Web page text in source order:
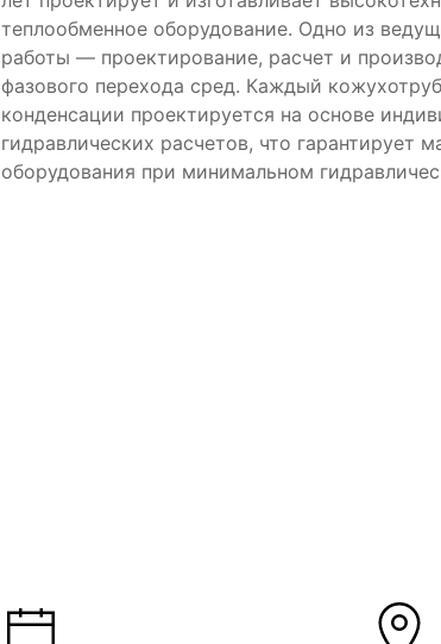
теплообменное оборудование. Одно из
работы — проектирование, расчет и
фазового перехода сред. Каждый
конденсации проектируется на основе
гидравлических расчетов, что гарантирует
оборудования при минимальном